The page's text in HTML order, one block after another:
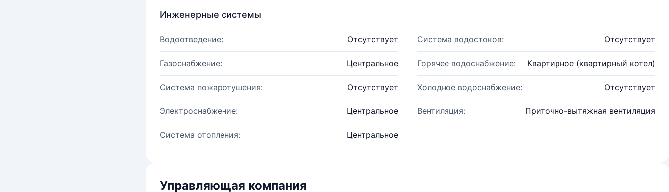
Инженерные системы
Водоотведение: Отсутствует Система водостоков: Отсутствует
Газоснабжение: Центральное Горячее водоснабжение: Квартирное (квартирный котел)
Система пожаротушения: Отсутствует Холодное водоснабжение: Отсутствует
Электроснабжение: Центральное Вентиляция: Приточно-вытяжная вентиляция
Система отопления: Центральное
Управляющая компания